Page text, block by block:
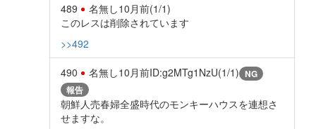
489 名無し10月前(1/1)
このレスは削除されています
>>492
490 名無し10月前ID:g2MTg1NzU(1/1) NG
報告
朝鮮人売春婦全盛時代のモンキーハウスを連想さ
せますな。